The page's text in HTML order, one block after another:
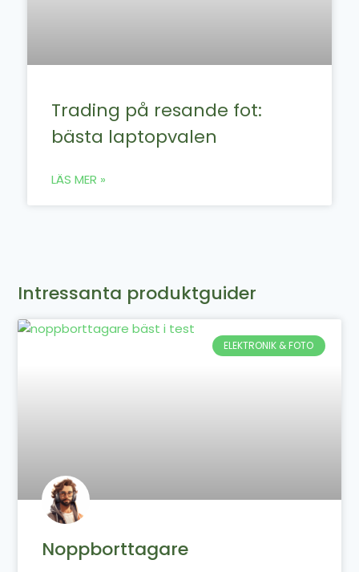
Trading på resande fot:
bästa laptopvalen
LÄS MER »
Intressanta produktguider
ELEKTRONIK & FOTO
Noppborttagare